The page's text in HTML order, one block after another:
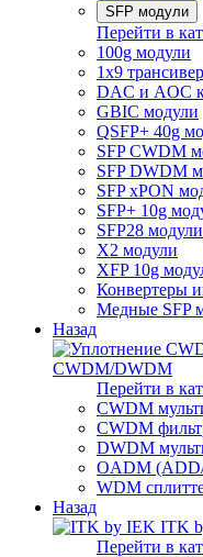
SFP модули
Перейти в
100g модули
1x9
DAC и AOC
GBIC модули
QSFP+ 40g
SFP CWDM
SFP DWDM
SFP xPON
SFP+ 10g
SFP28 модули
X2 модули
XFP 10g
Конвертеры
Медные SFP
Назад
CWDM/DWDM
Перейти в
CWDM
CWDM
DWDM
OADM
WDM
Назад
ITK
Перейти в